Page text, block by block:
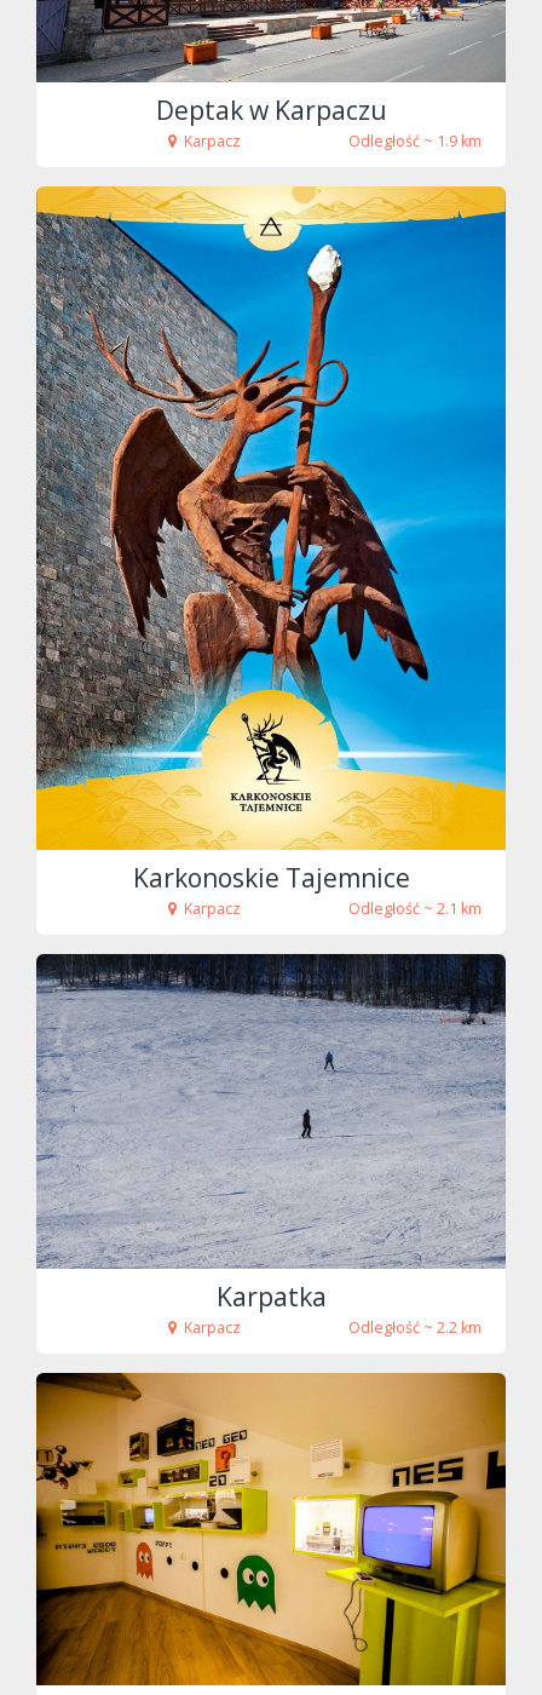
Deptak w Karpaczu
Karpacz Odległość ~ 1.9 km
fot. Karkonoskie Tajemnice
Karkonoskie Tajemnice
Karpacz Odległość ~ 2.1 km
Karpatka
Karpacz Odległość ~ 2.2 km
fot. Maciej Chyra